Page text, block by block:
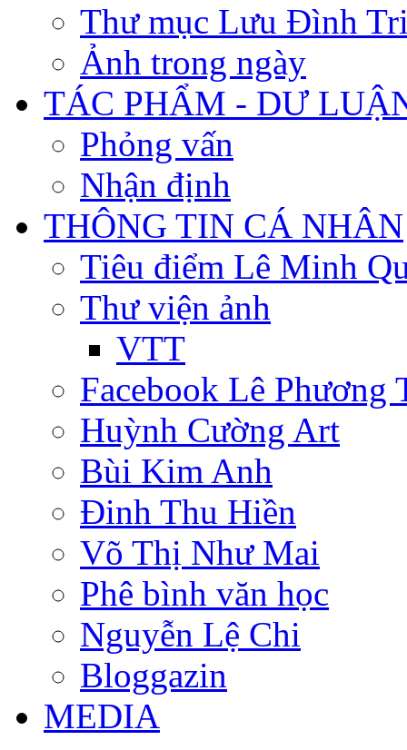
Thư mục Lưu Đình
Ảnh trong ngày
TÁC PHẨM - DƯ
Phỏng vấn
Nhận định
THÔNG TIN CÁ NHÂN
Tiêu điểm Lê Minh
Thư viện ảnh
VTT
Facebook Lê Phương
Huỳnh Cường Art
Bùi Kim Anh
Đinh Thu Hiền
Võ Thị Như Mai
Phê bình văn học
Nguyễn Lệ Chi
Bloggazin
MEDIA